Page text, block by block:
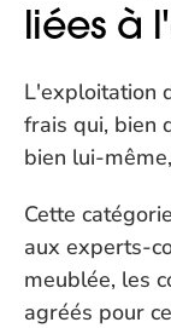
liées à
L'exploitation
frais qui, bien
bien lui-
Cette
aux experts-
meublée, les
agréés pour